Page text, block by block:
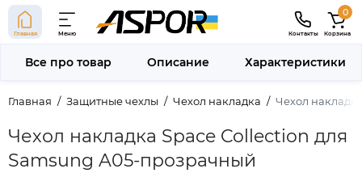
Главная Меню Контакты
0
Корзина
Главная Защитные чехлы Чехол накладка Чехол
Чехол накладка Space Collection для
Samsung A05-прозрачный
Все про товар Описание Характеристики